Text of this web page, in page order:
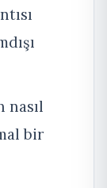
nasıl
bir